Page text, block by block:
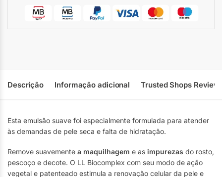
Descrição Informação adicional Trusted Shops
Esta emulsão suave foi especialmente formulada para atender
às demandas de pele seca e falta de hidratação.
Remove suavemente a maquilhagem e as impurezas do rosto,
pescoço e decote. O LL Biocomplex com seu modo de ação
vegetal e patenteado estimula a renovação celular da pele e